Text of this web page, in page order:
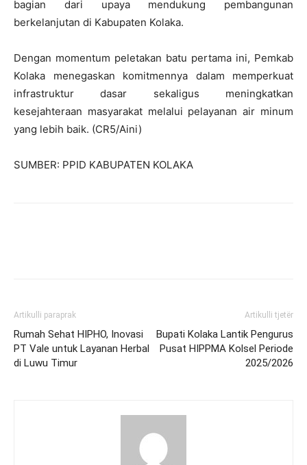
bagian dari upaya mendukung pembangunan
berkelanjutan di Kabupaten Kolaka.
Dengan momentum peletakan batu pertama ini, Pemkab
Kolaka menegaskan komitmennya dalam memperkuat
infrastruktur dasar sekaligus meningkatkan
kesejahteraan masyarakat melalui pelayanan air minum
yang lebih baik. (CR5/Aini)
SUMBER: PPID KABUPATEN KOLAKA
Artikulli paraprak
Rumah Sehat HIPHO, Inovasi
PT Vale untuk Layanan Herbal
di Luwu Timur
Artikulli tjetër
Bupati Kolaka Lantik Pengurus
Pusat HIPPMA Kolsel Periode
2025/2026